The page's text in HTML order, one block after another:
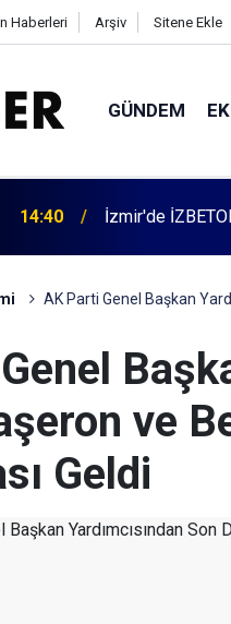
Haberleri Arşiv Sitene Ekle
GÜNDEM
13:55 Cumartesi
AK Parti Genel Başkan
ve
Geldi